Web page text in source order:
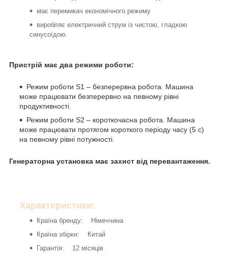
Характеристики:
Країна бренду: Німеччина
Країна збірки: Китай
Гарантія: 12 місяців
має перемикач економічного режиму
виробляє електричний струм із чистою, гладкою
синусоїдою.
Пристрій має два режими роботи:
Режим роботи S1 – безперервна робота. Машина
може працювати безперервно на певному рівні
продуктивності.
Режим роботи S2 – короткочасна робота. Машина
може працювати протягом короткого періоду часу (5 с)
на певному рівні потужності.
Генераторна установка має захист від перевантаження.